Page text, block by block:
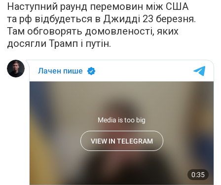
️Наступний раунд перемовин між США
та рф відбудеться в Джидді 23 березня.
Там обговорять домовленості, яких
досягли Трамп і путін.